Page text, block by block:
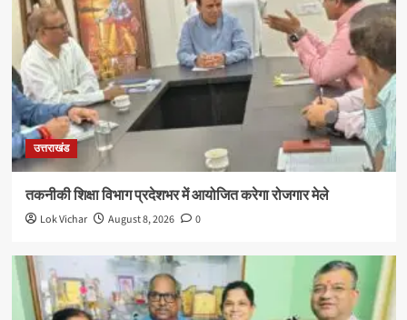
उत्तराखंड
तकनीकी शिक्षा विभाग प्रदेशभर में आयोजित करेगा रोजगार मेले
Lok Vichar August 8, 2026 0